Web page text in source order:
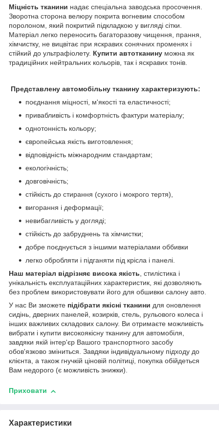
Міцність тканини надає спеціальна заводська просочення.
Зворотна сторона велюру покрита вогневим способом
поролоном, який покритий підкладкою у вигляді сітки.
Матеріал легко переносить багаторазову чищення, прання,
хімчистку, не вицвітає при яскравих сонячних променях і
стійкий до ультрафіолету. Купити автотканину можна як
традиційних нейтральних кольорів, так і яскравих тонів.
Представлену автомобільну тканину характеризують:
поєднання міцності, м'якості та еластичності;
привабливість і комфортність фактури матеріалу;
однотонність кольору;
європейська якість виготовлення;
відповідність міжнародним стандартам;
екологічність;
довговічність;
стійкість до стирання (сухого і мокрого тертя),
вигорання і деформації;
невибагливість у догляді;
стійкість до забруднень та хімчистки;
добре поєднується з іншими матеріалами оббивки
легко обробляти і підганяти під крісла і панелі.
Наш матеріал відрізняє висока якість, стилістика і
унікальність експлуатаційних характеристик, які дозволяють
без проблем використовувати його для обшивки салону авто.
У нас Ви зможете підібрати якісні тканини для оновлення
сидінь, дверних панелей, козирків, стель, рульового колеса і
інших важливих складових салону. Ви отримаєте можливість
вибрати і купити високоякісну тканину для автомобіля,
завдяки якій інтер'єр Вашого транспортного засобу
обов'язково зміниться. Завдяки індивідуальному підходу до
клієнта, а також гнучкій ціновій політиці, покупка обійдеться
Вам недорого (є можливість знижки).
Приховати
Характеристики